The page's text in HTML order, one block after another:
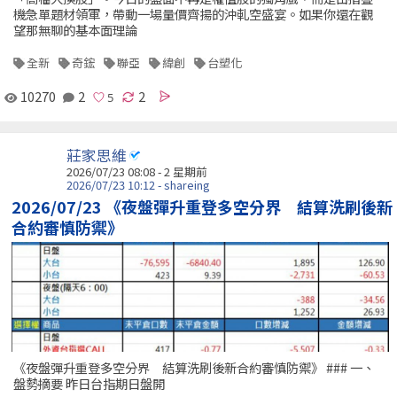
機急單題材領軍，帶動一場量價齊揚的沖軋空盛宴。如果你還在觀
望那無聊的基本面理論
全新 奇鋐 聯亞 緯創 台塑化
10270 2 2
莊家思維
2026/07/23 08:08 - 2 星期前
2026/07/23 10:12 - shareing
2026/07/23 《夜盤彈升重登多空分界 結算洗刷後新
合約審慎防禦》
《夜盤彈升重登多空分界 結算洗刷後新合約審慎防禦》 ### 一、
盤勢摘要 昨日台指期日盤開